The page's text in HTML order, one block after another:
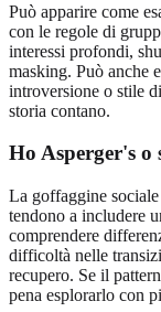
Può apparire come
con le regole di
interessi profondi,
masking. Può anche
introversione o stile
storia contano.
Ho Asperger's o
La goffaggine
tendono a includere
comprendere
difficoltà nelle
recupero. Se il
pena esplorarlo con